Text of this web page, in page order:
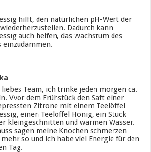
hilft, den natürlichen pH-Wert der
Dadurch kann
auch helfen, das Wachstum des
einzudämmen.
liebes Team, ich trinke jeden morgen ca.
Vvor dem Frühstück den Saft einer
Zitrone mit einem Teelöffel
einen Teelöffel Honig, ein Stück
kleingeschnitten und warmen Wasser.
sagen meine Knochen schmerzen
so und ich habe viel Energie für den
Tag.